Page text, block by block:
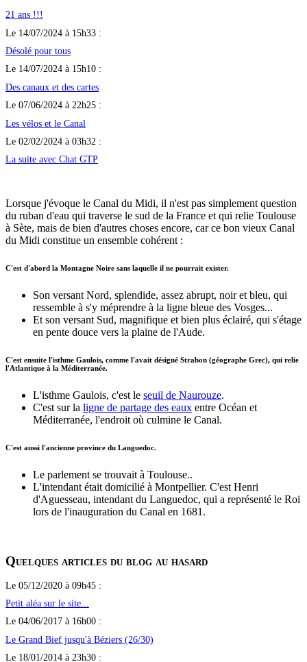
21 ans !!!
Le 14/07/2024 à 15h33 :
Désolé pour tous
Le 14/07/2024 à 15h10 :
Des canaux et des cartes
Le 07/06/2024 à 22h25 :
Les vélos et le Canal
Le 02/02/2024 à 03h32 :
La suite avec Chat GTP
Lorsque j'évoque le Canal du Midi, il n'est pas simplement question
du ruban d'eau qui traverse le sud de la France et qui relie Toulouse
à Sète, mais de bien d'autres choses encore, car ce bon vieux Canal
du Midi constitue un ensemble cohérent :
C'est d'abord la Montagne Noire sans laquelle il ne pourrait exister.
Son versant Nord, splendide, assez abrupt, noir et bleu, qui
ressemble à s'y méprendre à la ligne bleue des Vosges...
Et son versant Sud, magnifique et bien plus éclairé, qui s'étage
en pente douce vers la plaine de l'Aude.
C'est ensuite l'isthme Gaulois, comme l'avait désigné Strabon (géographe Grec), qui relie
l'Atlantique à la Méditerranée.
L'isthme Gaulois, c'est le seuil de Naurouze.
C'est sur la ligne de partage des eaux entre Océan et
Méditerranée, l'endroit où culmine le Canal.
C'est aussi l'ancienne province du Languedoc.
Le parlement se trouvait à Toulouse..
L'intendant était domicilié à Montpellier. C'est Henri
d'Aguesseau, intendant du Languedoc, qui a représenté le Roi
lors de l'inauguration du Canal en 1681.
Quelques articles du blog au hasard
Le 05/12/2020 à 09h45 :
Petit aléa sur le site...
Le 04/06/2017 à 16h00 :
Le Grand Bief jusqu'à Béziers (26/30)
Le 18/01/2014 à 23h30 :